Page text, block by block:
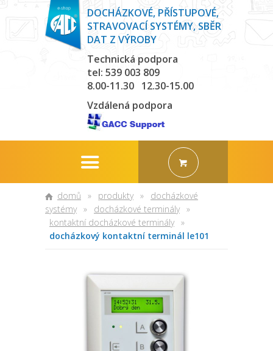
DOCHÁZKOVÉ, PŘÍSTUPOVÉ,
STRAVOVACÍ SYSTÉMY, SBĚR
DAT Z VÝROBY
Technická podpora
tel: 539 003 809
8.00-11.30 12.30-15.00
Vzdálená podpora
domů » produkty »
docházkové
systémy » docházkové terminály »
kontaktní docházkové terminály »
docházkový kontaktní terminál le101